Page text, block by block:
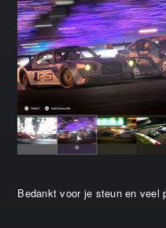
Bedankt voor je steun en veel